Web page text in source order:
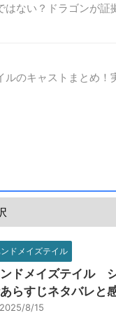
はない？ドラゴンが証
ルのキャストまとめ！
ドメイズテイル
ドメイズテイル
らすじネタバレと
2025/8/15